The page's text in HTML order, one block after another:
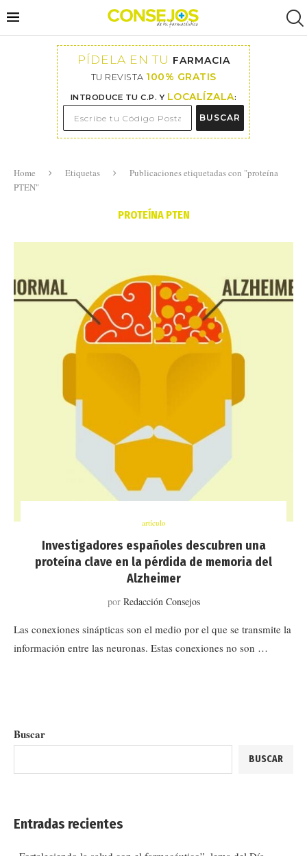
PÍDELA EN TU FARMACIA
TU REVISTA 100% GRATIS
INTRODUCE TU C.P. Y LOCALÍZALA:
BUSCAR
Home Etiquetas
Publicaciones etiquetadas con "proteína
PTEN"
PROTEÍNA PTEN
artículo
Investigadores españoles descubren una
proteína clave en la pérdida de memoria del
Alzheimer
por Redacción Consejos
Las conexiones sinápticas son el medio por el que se transmite la
información entre las neuronas. Estas conexiones no son …
Buscar
BUSCAR
Entradas recientes